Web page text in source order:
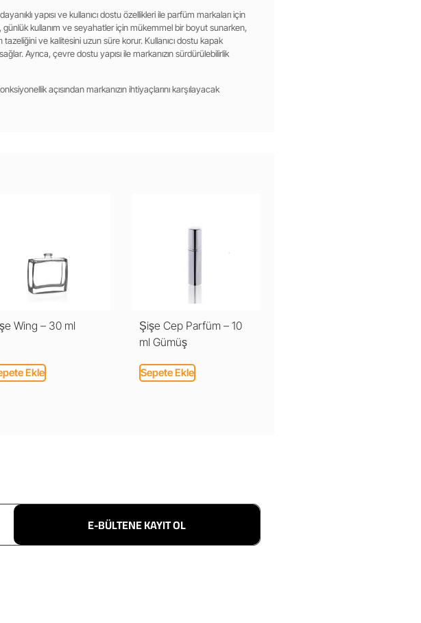
yapısı ve kullanıcı dostu özellikleri ile parfüm markaları için
kullanım ve seyahatler için mükemmel bir boyut sunarken,
ve kalitesini uzun süre korur. Kullanıcı dostu kapak
Ayrıca, çevre dostu yapısı ile markanızın sürdürülebilirlik
açısından markanızın ihtiyaçlarını karşılayacak
Wing – 30 ml
Ekle
Şişe Cep Parfüm – 10
ml Gümüş
Sepete Ekle
E-BÜLTENE KAYIT OL